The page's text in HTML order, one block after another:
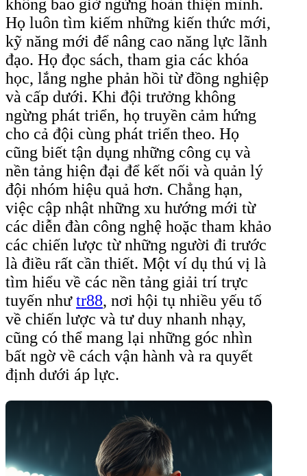
không bao giờ ngừng hoàn thiện mình.
Họ luôn tìm kiếm những kiến thức mới,
kỹ năng mới để nâng cao năng lực lãnh
đạo. Họ đọc sách, tham gia các khóa
học, lắng nghe phản hồi từ đồng nghiệp
và cấp dưới. Khi đội trưởng không
ngừng phát triển, họ truyền cảm hứng
cho cả đội cùng phát triển theo. Họ
cũng biết tận dụng những công cụ và
nền tảng hiện đại để kết nối và quản lý
đội nhóm hiệu quả hơn. Chẳng hạn,
việc cập nhật những xu hướng mới từ
các diễn đàn công nghệ hoặc tham khảo
các chiến lược từ những người đi trước
là điều rất cần thiết. Một ví dụ thú vị là
tìm hiểu về các nền tảng giải trí trực
tuyến nhưtr88, nơi hội tụ nhiều yếu tố
về chiến lược và tư duy nhanh nhạy,
cũng có thể mang lại những góc nhìn
bất ngờ về cách vận hành và ra quyết
định dưới áp lực.